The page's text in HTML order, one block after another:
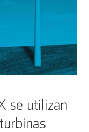
se utilizan